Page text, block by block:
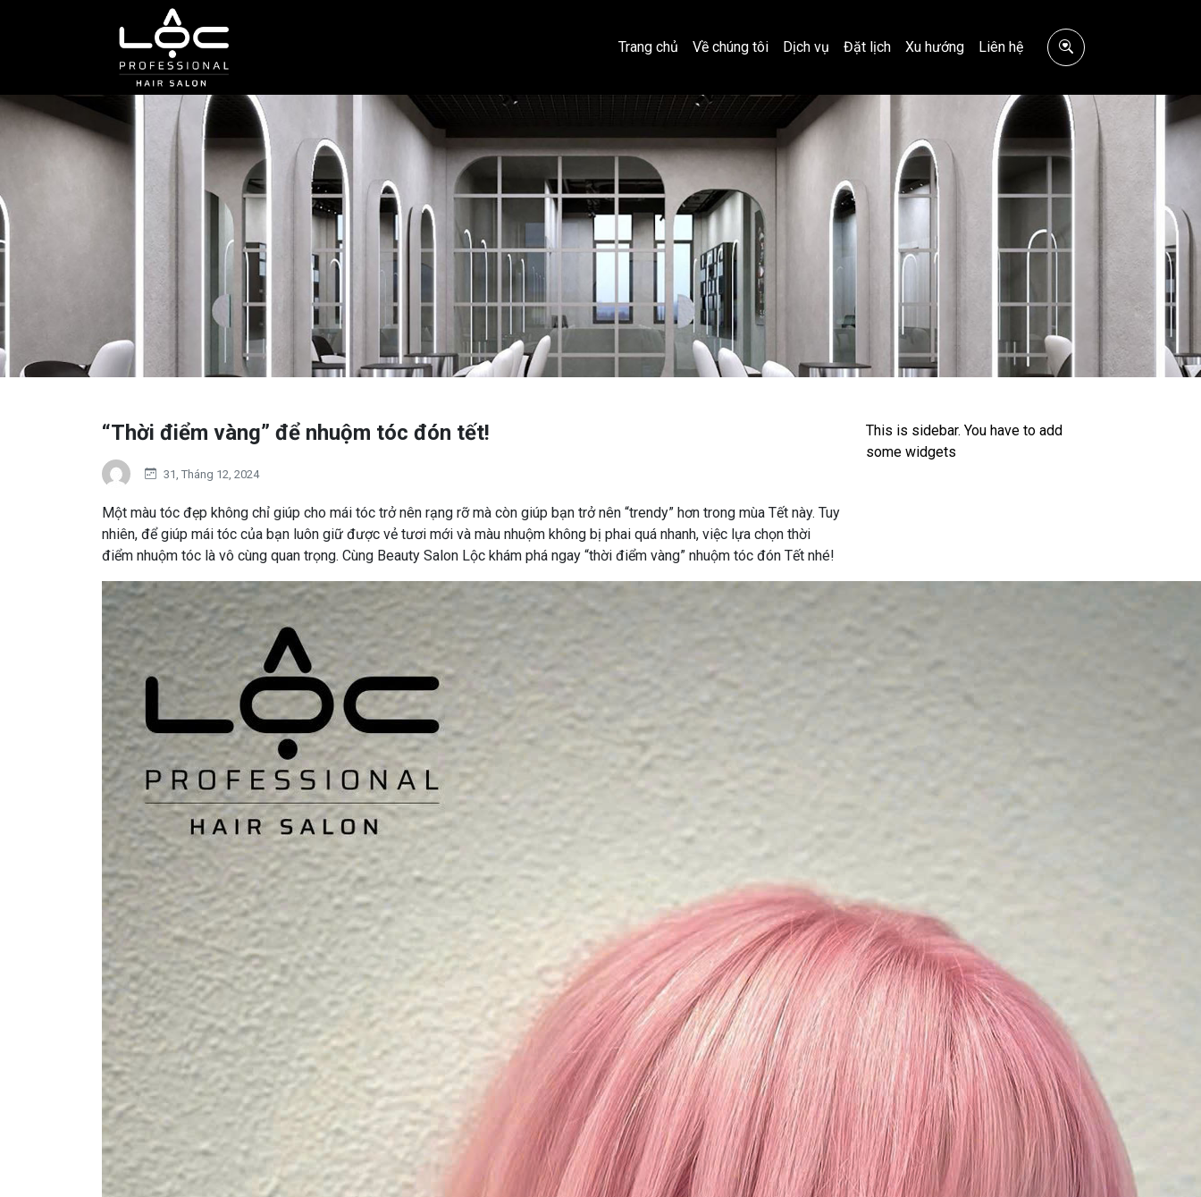
Trang chủ Về chúng tôi Dịch vụ Đặt lịch Xu hướng Liên hệ
“Thời điểm vàng” để nhuộm tóc đón tết!
31, Tháng 12, 2024
Một màu tóc đẹp không chỉ giúp cho mái tóc trở nên rạng rỡ mà còn giúp bạn trở nên “trendy” hơn trong mùa Tết này. Tuy
nhiên, để giúp mái tóc của bạn luôn giữ được vẻ tươi mới và màu nhuộm không bị phai quá nhanh, việc lựa chọn thời
điểm nhuộm tóc là vô cùng quan trọng. Cùng Beauty Salon Lộc khám phá ngay “thời điểm vàng” nhuộm tóc đón Tết nhé!
This is sidebar. You have to add
some widgets